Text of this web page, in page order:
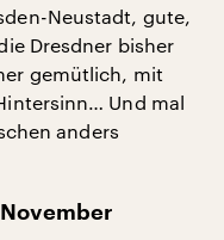
Neustadt, gute,
Dresdner bisher
gemütlich, mit
Und mal
anders